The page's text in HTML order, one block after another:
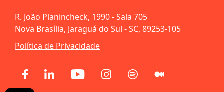
R. João Planincheck, 1990 - Sala 705
Nova Brasília, Jaraguá do Sul - SC, 89253-105
Política de Privacidade